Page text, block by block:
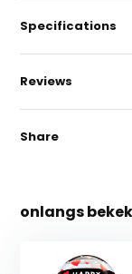
Specifications
Reviews
Share
onlangs